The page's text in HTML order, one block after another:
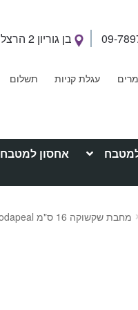
בן גוריון 2 הרצליה
עגלת קניות תשלום
אחסון למטבח
מחבת שקשוקה 16 ס"מ foodapeal